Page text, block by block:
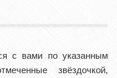
с вами по указанным
звёздочкой,